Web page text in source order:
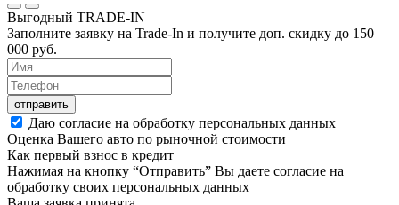
Выгодный TRADE-IN
Заполните заявку на Trade-In и получите доп. скидку до 150
000 руб.
отправить
Даю согласие на обработку персональных данных
Оценка Вашего авто по рыночной стоимости
Как первый взнос в кредит
Нажимая на кнопку “Отправить” Вы даете согласие на
обработку своих персональных данных